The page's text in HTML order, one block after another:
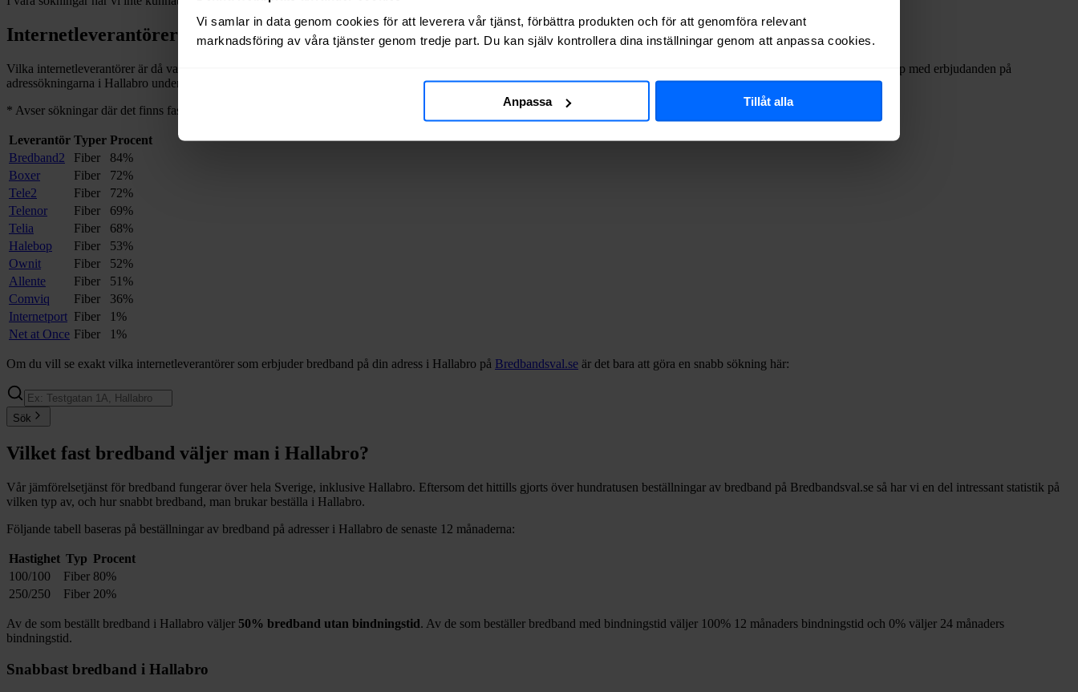
Vi samlar in data genom cookies för att leverera vår tjänst, förbättra produkten och för att genomföra relevant
marknadsföring av våra tjänster genom tredje part. Du kan själv kontrollera dina inställningar genom att anpassa cookies.
Anpassa Tillåt alla
Internetleverantörer i Hallabro
Vilka internetleverantörer är då vanliga i
, och på hur många av adresserna vi testat finns de tillgängliga? Tabellen nedan visar hur ofta internetleverantörerna har dykt upp med erbjudanden på
adressökningarna i Hallabro under de senaste 12
* Avser sökningar där det finns fast bredband på adressen.
Leverantör Typer Procent
Bredband2
Fiber
84%
Boxer
Fiber
72%
Tele2
Fiber
72%
Telenor
Fiber
69%
Telia
Fiber
68%
Halebop
Fiber
53%
Ownit
Fiber
52%
Allente
Fiber
51%
Comviq
Fiber
36%
Internetport Fiber
1%
Net at Once Fiber 1%
Om du vill se exakt vilka internetleverantörer som erbjuder bredband på din adress i Hallabro på Bredbandsval.se är det bara att göra en snabb sökning här:
Sök
Vilket fast bredband väljer man i Hallabro?
Vår jämförelsetjänst för bredband fungerar över hela Sverige, inklusive Hallabro. Eftersom det hittills gjorts över hundratusen beställningar av bredband på Bredbandsval.se så har vi en del intressant statistik på
vilken typ av, och hur snabbt bredband, man brukar beställa i Hallabro.
Följande tabell baseras på beställningar av bredband på adresser i Hallabro de senaste 12 månaderna:
Hastighet Typ Procent
100/100
Fiber 80%
250/250
Fiber 20%
Av de som beställt bredband i Hallabro väljer 50% bredband utan bindningstid. Av de som beställer bredband med bindningstid väljer 100% 12 månaders bindningstid och 0% väljer 24 månaders
bindningstid.
Snabbast bredband i Hallabro